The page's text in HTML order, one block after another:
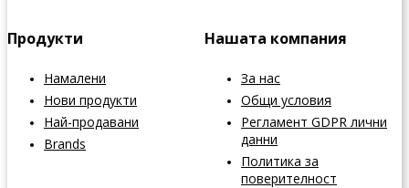
Продукти
Намалени
Нови продукти
Най-продавани
Brands
Нашата компания
За нас
Общи условия
Регламент GDPR лични
данни
Политика за
поверителност